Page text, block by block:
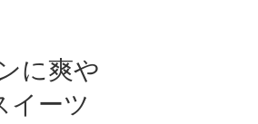
に爽や
イーツ